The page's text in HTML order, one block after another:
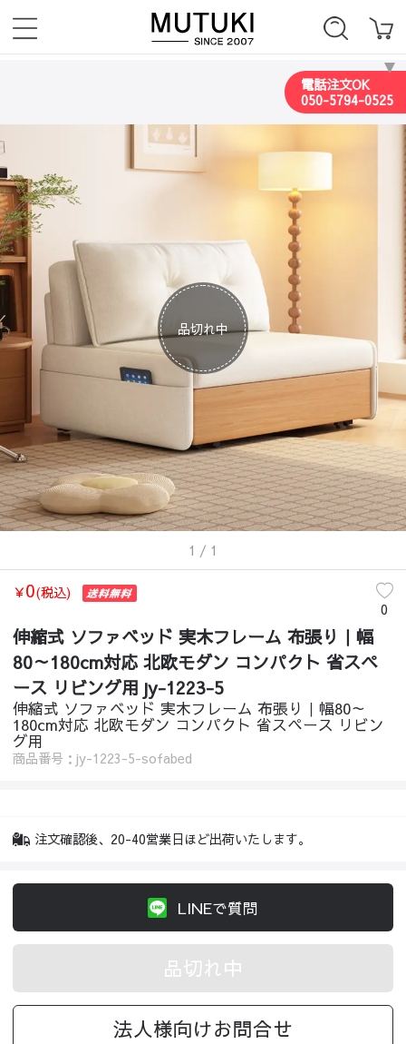
電話注文OK
050-5794-0525
品切れ中
1 / 1
￥0(税込)
0
伸縮式 ソファベッド 実木フレーム 布張り｜幅
80～180cm対応 北欧モダン コンパクト 省スペ
ース リビング用 jy-1223-5
伸縮式 ソファベッド 実木フレーム 布張り｜幅80～
180cm対応 北欧モダン コンパクト 省スペース リビン
グ用
商品番号：jy-1223-5-sofabed
注文確認後、20-40営業日ほど出荷いたします。
LINEで質問
品切れ中
法人様向けお問合せ